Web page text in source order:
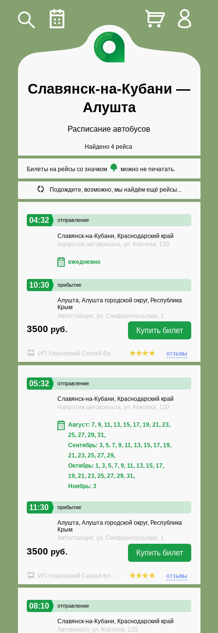
Славянск-на-Кубани —
Алушта
Расписание автобусов
Найдено 4 рейса
Билеты на рейсы со значком можно не печатать.
Подождите, возможно, мы найдём ещё рейсы...
04:32 отправление
Славянск-на-Кубани, Краснодарский край
Напротив автовокзала, ул. Ковтюха, 120
ежедневно
10:30 прибытие
Алушта, Алушта городской округ, Республика
Крым
Автостанция, ул. Симферопольская, 1
3500 руб. Купить билет
ИП Улановский Сергей Вл... отзывы
05:32 отправление
Славянск-на-Кубани, Краснодарский край
Напротив автовокзала, ул. Ковтюха, 120
Август: 7, 9, 11, 13, 15, 17, 19, 21, 23,
25, 27, 29, 31,
Сентябрь: 3, 5, 7, 9, 11, 13, 15, 17, 19,
21, 23, 25, 27, 29,
Октябрь: 1, 3, 5, 7, 9, 11, 13, 15, 17,
19, 21, 23, 25, 27, 29, 31,
Ноябрь: 3
11:30 прибытие
Алушта, Алушта городской округ, Республика
Крым
Автостанция, ул. Симферопольская, 1
3500 руб. Купить билет
ИП Улановский Сергей Вл... отзывы
08:10 отправление
Славянск-на-Кубани, Краснодарский край
Автовокзал, ул. Ковтюха, 120